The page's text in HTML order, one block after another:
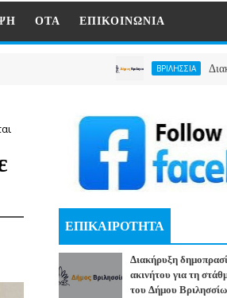
ΟΤΑ ΕΠΙΚΟΙΝΩΝΙΑ
ΒΡΙΛΗΣΣΙΑ Διακήρυξη
ΕΠΙΚΑΙΡΟΤΗΤΑ
Διακήρυξη
ακινήτου για τη
του Δήμου